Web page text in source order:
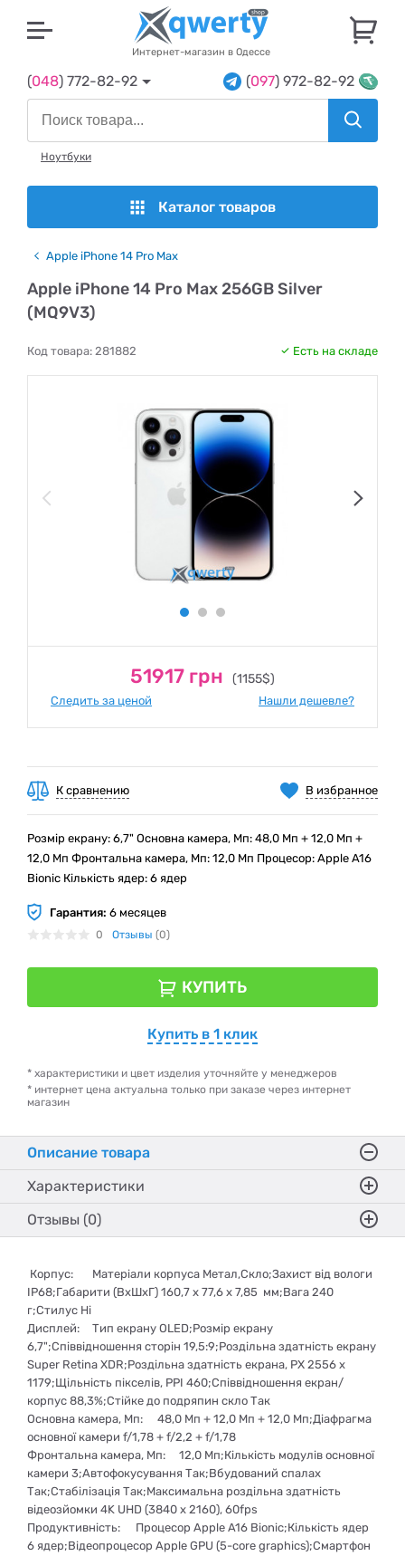
Интернет-магазин в Одессе
(048) 772-82-92 (097) 972-82-92
Ноутбуки
Каталог товаров
Apple iPhone 14 Pro Max
Apple iPhone 14 Pro Max 256GB Silver
(MQ9V3)
Код товара: 281882 Есть на складе
51917 грн (1155$)
Следить за ценой Нашли дешевле?
В избранное
К сравнению
Розмір екрану: 6,7" Основна камера, Мп: 48,0 Мп + 12,0 Мп +
12,0 Мп Фронтальна камера, Мп: 12,0 Мп Процесор: Apple A16
Bionic Кількість ядер: 6 ядер
Гарантия: 6 месяцев
0 Отзывы (0)
КУПИТЬ
Купить в 1 клик
* характеристики и цвет изделия уточняйте у менеджеров
* интернет цена актуальна только при заказе через интернет
магазин
Описание товара
Характеристики
Отзывы (0)
Корпус:
Матеріали корпуса Метал,Скло;Захист від вологи
IP68;Габарити (ВхШхГ) 160,7 х 77,6 х 7,85 мм;Вага 240
г;Стилус Ні
Дисплей:
Тип екрану OLED;Розмір екрану
6,7";Співвідношення сторін 19,5:9;Роздільна здатність екрану
Super Retina XDR;Роздільна здатність екрана, PX 2556 x
1179;Щільність пікселів, PPI 460;Співвідношення екран/
корпус 88,3%;Стійке до подряпин скло Так
Основна камера, Мп:
48,0 Мп + 12,0 Мп + 12,0 Мп;Діафрагма
основної камери f/1,78 + f/2,2 + f/1,78
Фронтальна камера, Мп:
12,0 Мп;Кількість модулів основної
камери 3;Автофокусування Так;Вбудований спалах
Так;Стабілізація Так;Максимальна роздільна здатність
відеозйомки 4K UHD (3840 x 2160), 60fps
Продуктивність:
Процесор Apple A16 Bionic;Кількість ядер
6 ядер;Відеопроцесор Apple GPU (5-core graphics);Смартфон